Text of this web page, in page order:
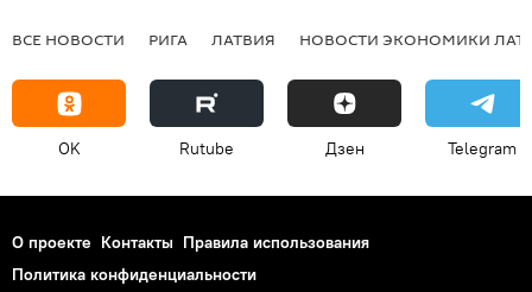
ВСЕ НОВОСТИ РИГА ЛАТВИЯ НОВОСТИ ЭКОНОМИКИ
OK Rutube Дзен Telegram
О проекте Контакты Правила использования
Политика конфиденциальности